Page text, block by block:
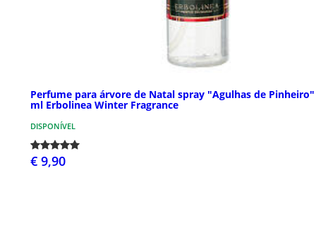
Perfume para árvore de Natal spray "Agulhas de Pinheiro"
ml Erbolinea Winter Fragrance
DISPONÍVEL
€ 9,90